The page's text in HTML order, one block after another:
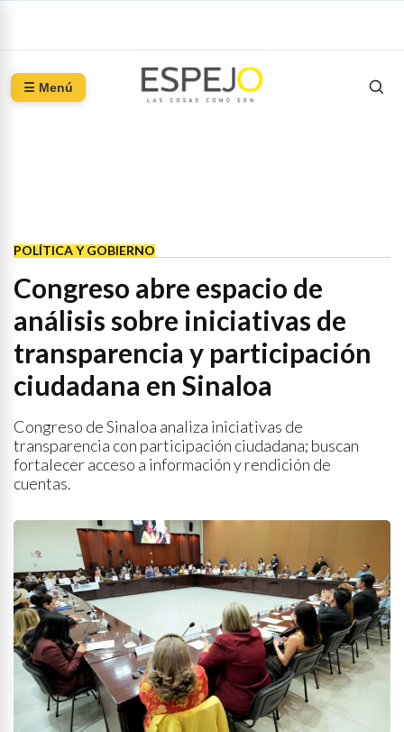
☰ Menú
POLÍTICA Y GOBIERNO
Congreso abre espacio de
análisis sobre iniciativas de
transparencia y participación
ciudadana en Sinaloa
Congreso de Sinaloa analiza iniciativas de
transparencia con participación ciudadana; buscan
fortalecer acceso a información y rendición de
cuentas.